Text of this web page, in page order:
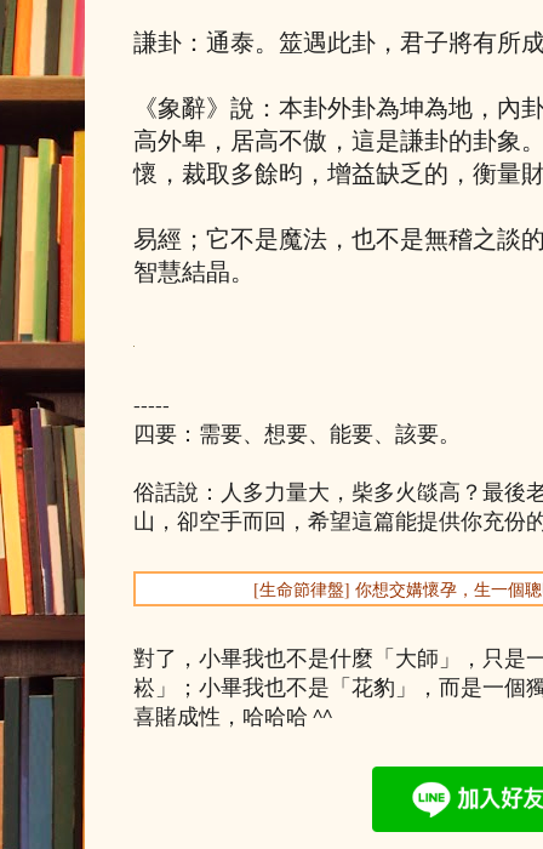
謙卦：通泰。筮遇此卦，君子將有所
《象辭》說：本卦外卦為坤為地，內
高外卑，居高不傲，這是謙卦的卦象
懷，裁取多餘昀，增益缺乏的，衡量
易經；它不是魔法，也不是無稽之談
智慧結晶。
-----
四要：需要、想要、能要、該要。
俗話說：人多力量大，柴多火燄高？最後
山，卻空手而回，希望這篇能提供你充份
[生命節律盤] 你想交媾懷孕，生一個
對了，小畢我也不是什麼「大師」，只是
崧」；小畢我也不是「花豹」，而是一個
喜賭成性，哈哈哈 ^^